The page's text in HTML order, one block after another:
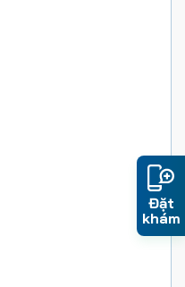
Đặt
khám